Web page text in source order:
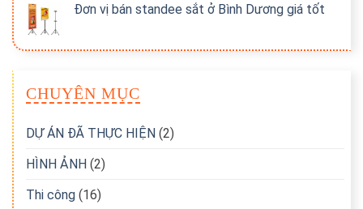
Đơn vị bán standee sắt ở Bình Dương giá tốt
CHUYÊN MỤC
DỰ ÁN ĐÃ THỰC HIỆN (2)
HÌNH ẢNH (2)
Thi công (16)